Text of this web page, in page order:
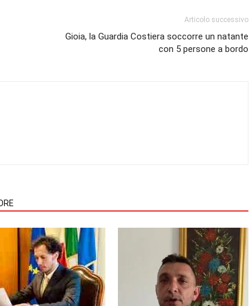
Articolo successivo
Gioia, la Guardia Costiera soccorre un natante
con 5 persone a bordo